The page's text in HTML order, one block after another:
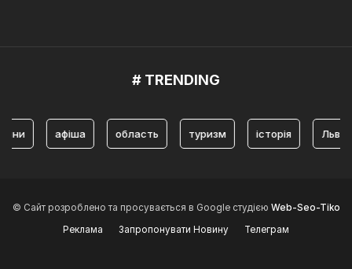
# TRENDING
афіша область туризм історія
© Сайт розроблено та просувається в Google студією Web-Seo-Tiko
Реклама
Запропонувати Новину Телеграм